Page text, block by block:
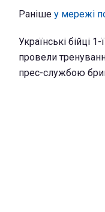
Раніше у мережі
Українські бійці
провели
прес-службою